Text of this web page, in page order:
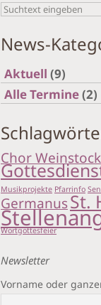
News-
Aktuell (9)
Alle Termine(2)
Chor Weinstock
Musikprojekte Pfarrinfo
GermanusSt.
Wortgottesfeier
Newsletter
Vorname oder